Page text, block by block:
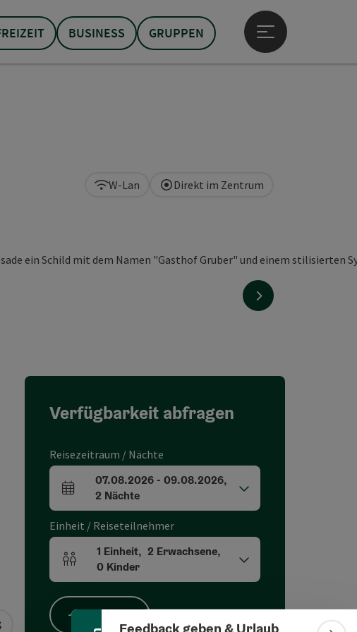
Feedback geben & Urlaub
BUSINESS GRUPPEN
Hauptmenü öffnen
nächstes Element
W-Lan Direkt im Zentrum
Verfügbarkeit abfragen
Reisezeitraum / Nächte
An- und Abreisefelder
07.08.2026- 09.08.2026,
2 Nächte
Einheit / Reiseteilnehmer
Einheitenanzahl und Personenfelder
1 Einheit, 2 Erwachsene,
0 Kinder